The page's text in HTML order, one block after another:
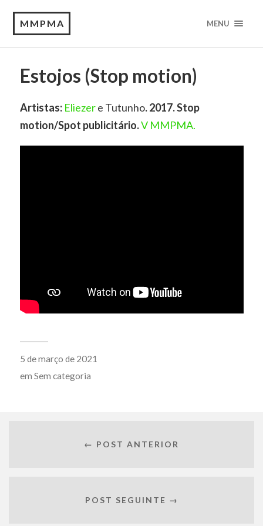
MMPMA MENU
Estojos (Stop motion)
Artistas: Eliezere Tutunho. 2017. Stop
motion/Spot publicitário.V MMPMA.
5 de março de 2021
em Sem categoria
← POST ANTERIOR
POST SEGUINTE →